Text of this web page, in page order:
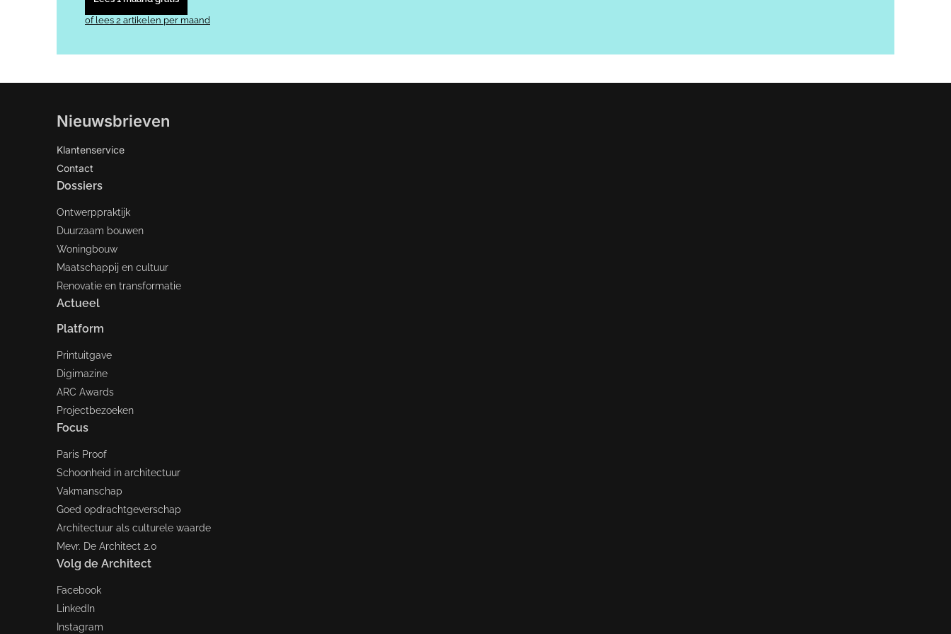
of lees 2 artikelen per maand
Nieuwsbrieven
Klantenservice
Contact
Dossiers
Ontwerppraktijk
Duurzaam bouwen
Woningbouw
Maatschappij en cultuur
Renovatie en transformatie
Actueel
Platform
Printuitgave
Digimazine
ARC Awards
Projectbezoeken
Focus
Paris Proof
Schoonheid in architectuur
Vakmanschap
Goed opdrachtgeverschap
Architectuur als culturele waarde
Mevr. De Architect 2.0
Volg de Architect
Facebook
LinkedIn
Instagram